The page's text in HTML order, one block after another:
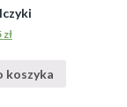
zł
koszyka